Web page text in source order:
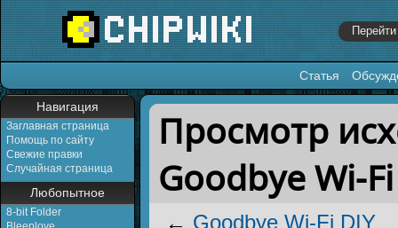
Статья
Навигация
Заглавная страница
Помощь по сайту
Свежие правки
Случайная страница
Любопытное
8-bit Folder
Перейти к:навигация,поиск
Просмотр
Goodbye Wi-
← Goodbye Wi-Fi DIY